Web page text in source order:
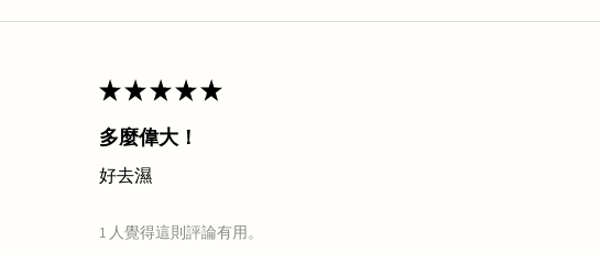
★★★★★
多麼偉大！
好去濕
1 人覺得這則評論有用。